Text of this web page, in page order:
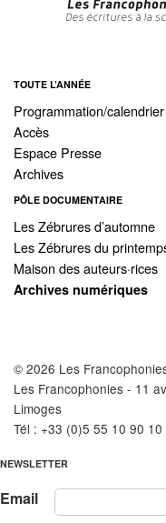
TOUTE L’ANNÉE
Programmation/calendrier
Accès
Espace Presse
Archives
PÔLE DOCUMENTAIRE
Les Zébrures d’automne
Les Zébrures du
Maison des auteurs·rices
Archives numériques
© 2026 Les
Les Francophonies - 11
Limoges
Tél : +33 (0)5 55 10 90 10
NEWSLETTER
Email